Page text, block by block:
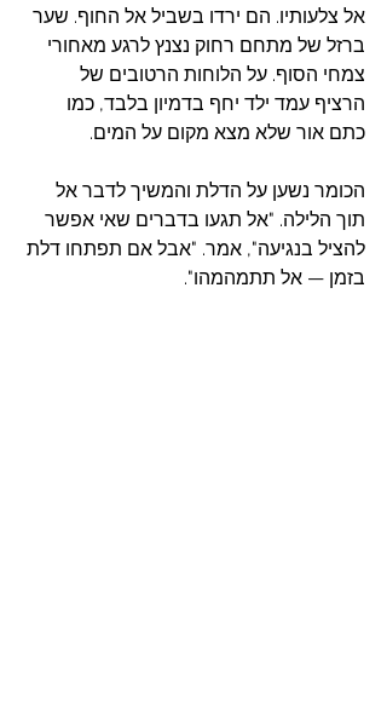
אל צלעותיו. הם ירדו בשביל אל החוף. שער
ברזל של מתחם רחוק נצנץ לרגע מאחורי
צמחי הסוף. על הלוחות הרטובים של
הרציף עמד ילד יחף בדמיון בלבד, כמו
כתם אור שלא מצא מקום על המים.
הכומר נשען על הדלת והמשיך לדבר אל
תוך הלילה. "אל תגעו בדברים שאי אפשר
להציל בנגיעה", אמר. "אבל אם תפתחו דלת
בזמן — אל תתמהמהו".